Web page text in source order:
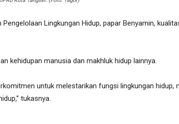
Lingkungan Hidup, papar Benyamin,
kehidupan manusia dan makhluk hidup lainnya.
untuk melestarikan fungsi lingkungan hidup,
tukasnya.